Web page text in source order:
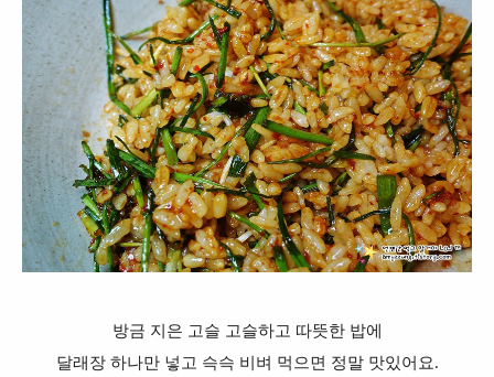
방금 지은 고슬 고슬하고 따뜻한 밥에
달래장 하나만 넣고 슥슥 비벼 먹으면 정말 맛있어요.